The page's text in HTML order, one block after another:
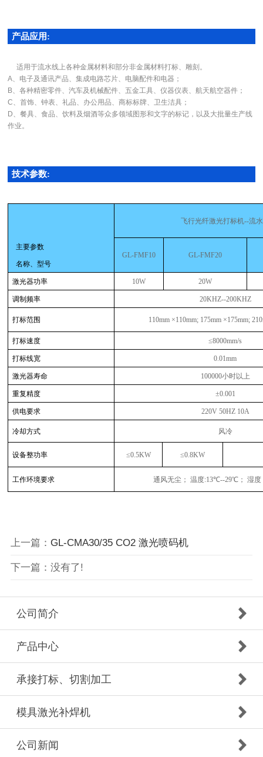
产品应用:
适用于流水线上各种金属材料和部分非金属材料打标、雕刻。
A、电子及通讯产品、集成电路芯片、电脑配件和电器；
B、各种精密零件、汽车及机械配件、五金工具、仪器仪表、航天航空器件；
C、首饰、钟表、礼品、办公用品、商标标牌、卫生洁具；
D、餐具、食品、饮料及烟酒等众多领域图形和文字的标记，以及大批量生产线
作业。
技术参数:
主要参数
名称、型号
飞行光纤激光打标机--流
GL-FMF10 GL-FMF20
激光器功率 10W 20W
调制频率 20KHZ--200KHZ
打标范围 110mm ×110mm; 175mm ×175mm;
打标速度 ≤8000mm/s
打标线宽 0.01mm
激光器寿命 100000小时以上
重复精度 ±0.001
供电要求 220V 50HZ 10A
冷却方式 风冷
设备整功率 ≤0.5KW ≤0.8KW
工作环境要求 通风无尘； 温度:13℃--29℃； 湿度
上一篇： GL-CMA30/35 CO2 激光喷码机
下一篇：没有了!
公司简介
产品中心
承接打标、切割加工
模具激光补焊机
公司新闻